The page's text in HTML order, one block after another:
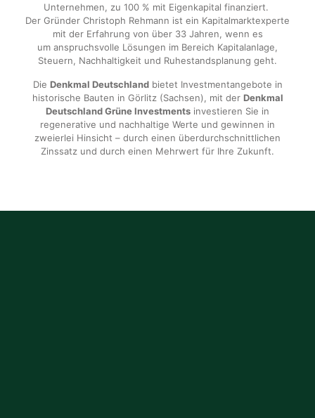
Unternehmen, zu 100 % mit Eigenkapital finanziert.
Der Gründer Christoph Rehmann ist ein Kapitalmarktexperte
mit der Erfahrung von über 33 Jahren, wenn es
um anspruchsvolle Lösungen im Bereich Kapitalanlage,
Steuern, Nachhaltigkeit und Ruhestandsplanung geht.
Die Denkmal Deutschlandbietet Investmentangebote in
historische Bauten in Görlitz (Sachsen), mit der Denkmal
Deutschland Grüne Investments investieren Sie in
regenerative und nachhaltige Werte und gewinnen in
zweierlei Hinsicht – durch einen überdurchschnittlichen
Zinssatz und durch einen Mehrwert für Ihre Zukunft.